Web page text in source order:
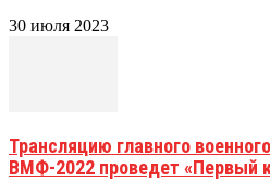
30 июля 2023
Трансляцию главного
ВМФ-2022 проведет «Первый